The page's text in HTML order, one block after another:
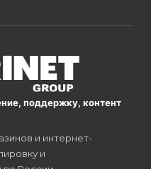
поддержку, контент
и интернет-
и